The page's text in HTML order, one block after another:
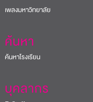
เพลงมหาวิทยาลัย
ค้นหา
ค้นหาโรงเรียน
บุคลากร